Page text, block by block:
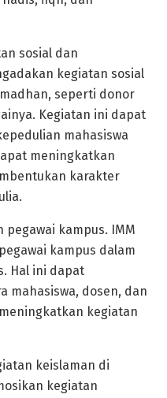
sosial dan
kegiatan sosial
seperti donor
Kegiatan ini dapat
mahasiswa
meningkatkan
karakter
kampus. IMM
kampus dalam
Hal ini dapat
mahasiswa, dosen, dan
kegiatan
keislaman di
kegiatan